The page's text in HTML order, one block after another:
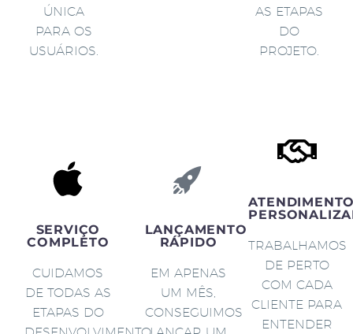
ÚNICA
PARA OS
USUÁRIOS.
AS ETAPAS
DO
PROJETO.
SERVIÇO
COMPLETO
CUIDAMOS
DE TODAS AS
ETAPAS DO
LANÇAMENTO
RÁPIDO
EM APENAS
UM MÊS,
CONSEGUIMOS
TRABALHAMOS
DE PERTO
COM CADA
CLIENTE PARA
ENTENDER